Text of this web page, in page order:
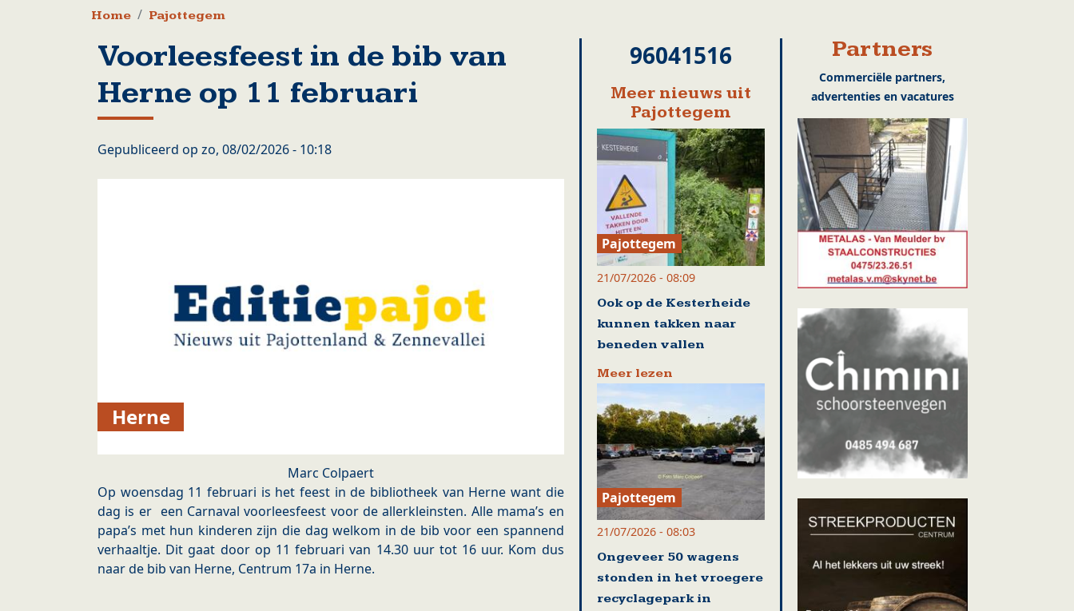
Kruimelpad
Home Pajottegem
Voorleesfeest in de bib van
Herne op 11 februari
Gepubliceerd op zo, 08/02/2026 - 10:18
Herne
Marc Colpaert
Op woensdag 11 februari is het feest in de bibliotheek van Herne want die
dag is er een Carnaval voorleesfeest voor de allerkleinsten. Alle mama’s en
papa’s met hun kinderen zijn die dag welkom in de bib voor een spannend
verhaaltje. Dit gaat door op 11 februari van 14.30 uur tot 16 uur. Kom dus
naar de bib van Herne, Centrum 17a in Herne.
96041516
Meer nieuws uit
Pajottegem
Pajottegem
21/07/2026 - 08:09
Ook op de Kesterheide
kunnen takken naar
beneden vallen
Meer lezen
Pajottegem
21/07/2026 - 08:03
Ongeveer 50 wagens
stonden in het vroegere
recyclagepark in
Partners
Commerciële partners,
advertenties en vacatures